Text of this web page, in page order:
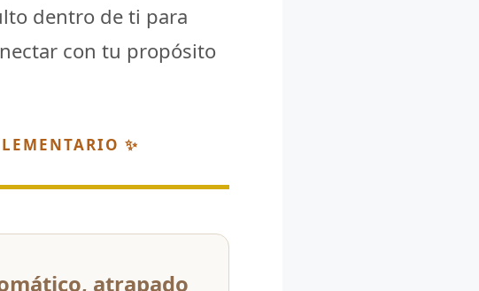
dentro de ti para
con tu propósito
✨
atrapado